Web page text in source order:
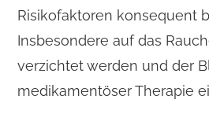
Risikofaktoren konsequent
Insbesondere auf das
verzichtet werden und der
medikamentöser Therapie